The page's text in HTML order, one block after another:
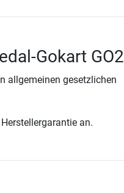
Gokart GO2
allgemeinen gesetzlichen
an.